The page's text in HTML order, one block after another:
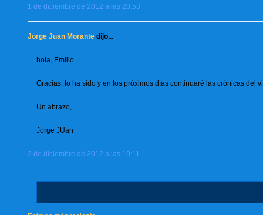
1 de diciembre de 2012 a las 20:53
Jorge Juan Morante dijo...
hola, Emilio
Gracias, lo ha sido y en los próximos días continuaré las crónicas del
Un abrazo,
Jorge JUan
2 de diciembre de 2012 a las 10:11